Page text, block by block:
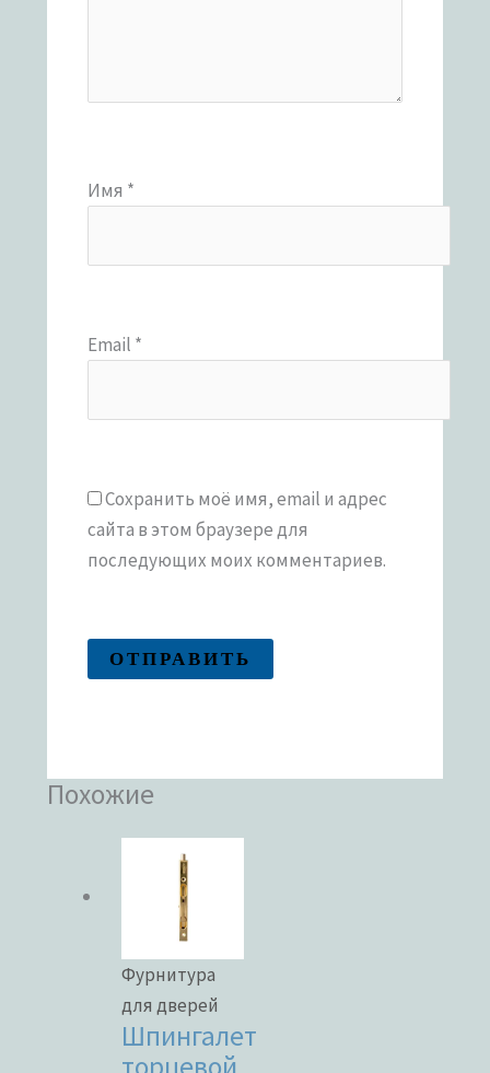
Имя *
Email *
Сохранить моё имя, email и адрес
сайта в этом браузере для
последующих моих комментариев.
Похожие
Фурнитура
для дверей
Шпингалет